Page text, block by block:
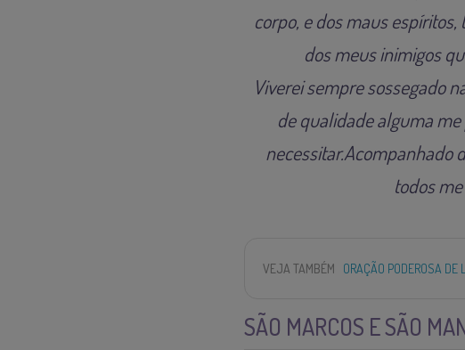
corpo, e dos maus
dos meus inimigos
Viverei sempre sossegado
de qualidade alguma
necessitar.Acompanhado
todos
VEJA TAMBÉM ORAÇÃO PODEROSA DE
SÃO MARCOS E SÃO